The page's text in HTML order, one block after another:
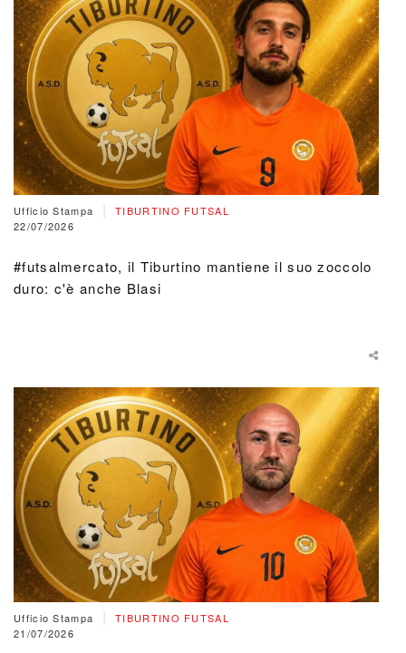
Ufficio Stampa
TIBURTINO FUTSAL
22/07/2026
#futsalmercato, il Tiburtino mantiene il suo zoccolo
duro: c'è anche Blasi
Ufficio Stampa
TIBURTINO FUTSAL
21/07/2026